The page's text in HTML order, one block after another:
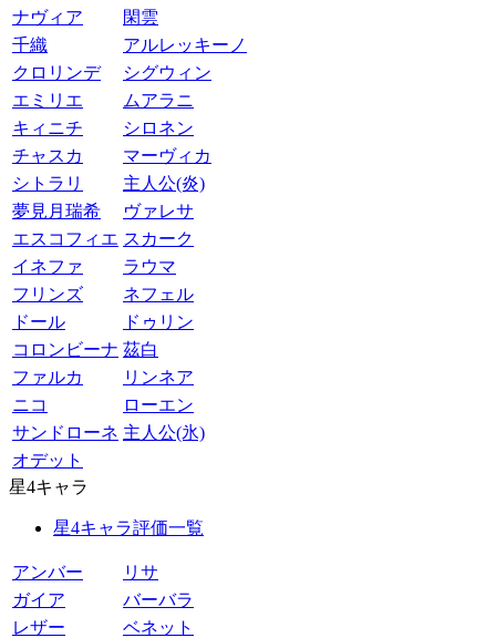
ナヴィア
閑雲
千織
アルレッキーノ
クロリンデ
シグウィン
エミリエ
ムアラニ
キィニチ
シロネン
チャスカ
マーヴィカ
シトラリ
主人公(炎)
夢見月瑞希
ヴァレサ
エスコフィエ スカーク
イネファ
ラウマ
フリンズ
ネフェル
ドール
ドゥリン
コロンビーナ 茲白
ファルカ
リンネア
ニコ
ローエン
サンドローネ 主人公(氷)
オデット
星4キャラ
星4キャラ評価一覧
アンバー
リサ
ガイア
バーバラ
レザー
ベネット